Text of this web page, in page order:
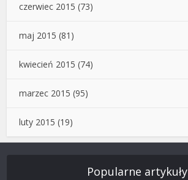
czerwiec 2015 (73)
maj 2015 (81)
kwiecień 2015 (74)
marzec 2015 (95)
luty 2015 (19)
Popularne artykuły